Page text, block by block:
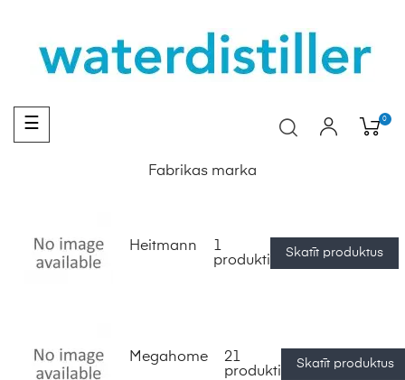
Toggle
☰ 0
Fabrikas marka
Heitmann
1
produkti
Skatīt produktus
Megahome
21
produkti
Skatīt produktus